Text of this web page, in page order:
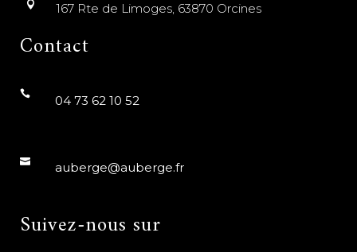
167 Rte de Limoges, 63870 Orcines
Contact
04 73 62 10 52
auberge@auberge.fr
Suivez-nous sur